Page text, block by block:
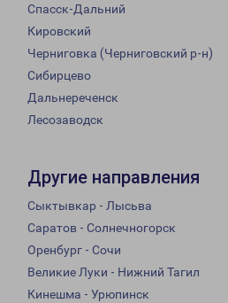
Спасск-Дальний
Кировский
Черниговка (Черниговский р-н)
Сибирцево
Дальнереченск
Лесозаводск
Другие направления
Сыктывкар - Лысьва
Саратов - Солнечногорск
Оренбург - Сочи
Великие Луки - Нижний Тагил
Кинешма - Урюпинск